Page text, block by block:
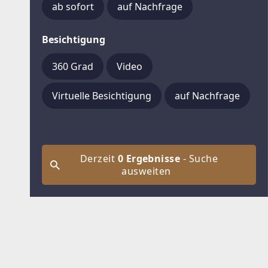
ab sofort auf Nachfrage
Besichtigung
360 Grad Video
Virtuelle Besichtigung auf Nachfrage
Derzeit 0 Ergebnisse - Suche
ausweiten